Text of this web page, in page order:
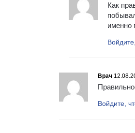
Как
именно
Врач
Войдите,